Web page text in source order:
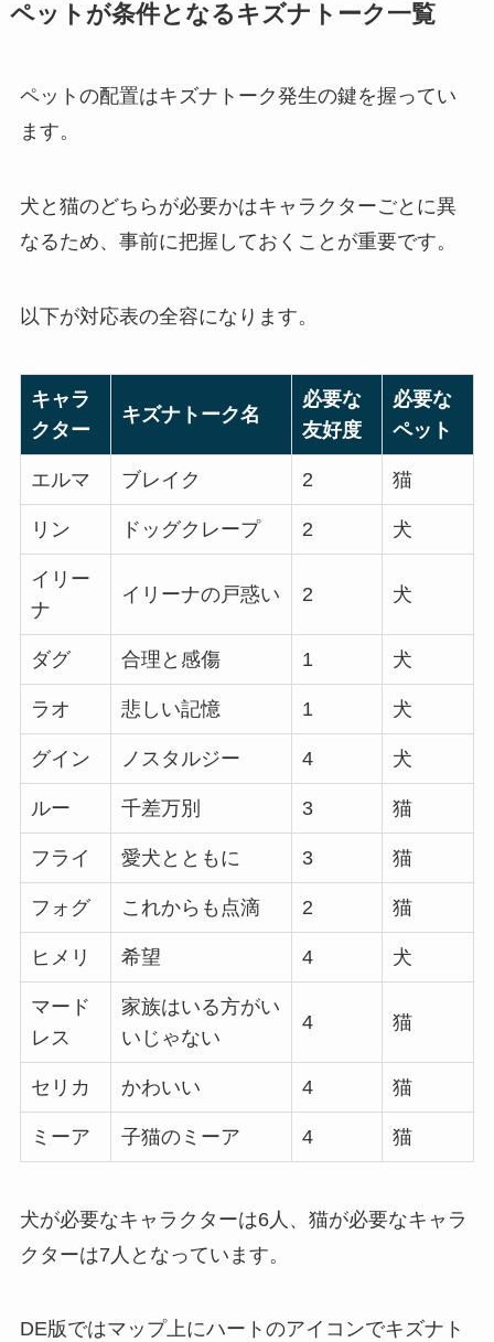
ペットが条件となるキズナトーク一覧
ペットの配置はキズナトーク発生の鍵を握ってい
ます。
犬と猫のどちらが必要かはキャラクターごとに異
なるため、事前に把握しておくことが重要です。
以下が対応表の全容になります。
キャラ
クター
キズナトーク名
必要な
友好度
必要な
ペット
エルマ ブレイク 2 猫
リン ドッグクレープ 2 犬
イリー
ナ
イリーナの戸惑い 2 犬
ダグ 合理と感傷 1 犬
ラオ 悲しい記憶 1 犬
グイン ノスタルジー 4 犬
ルー 千差万別 3 猫
フライ 愛犬とともに 3 猫
フォグ これからも点滴 2 猫
ヒメリ 希望 4 犬
マード
レス
家族はいる方がい
いじゃない
4 猫
セリカ かわいい 4 猫
ミーア 子猫のミーア 4 猫
犬が必要なキャラクターは6人、猫が必要なキャラ
クターは7人となっています。
DE版ではマップ上にハートのアイコンでキズナト